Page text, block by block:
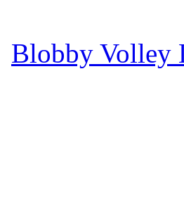
Blobby Volley